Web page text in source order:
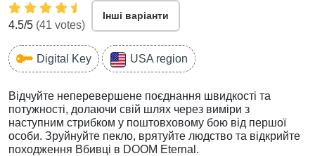
4.5/5 (41 votes)
Інші варіанти
Digital Key USA region
Відчуйте неперевершене поєднання швидкості та
потужності, долаючи свій шлях через виміри з
наступним стрибком у поштовховому бою від першої
особи. Зруйнуйте пекло, врятуйте людство та відкрийте
походження Вбивці в DOOM Eternal.